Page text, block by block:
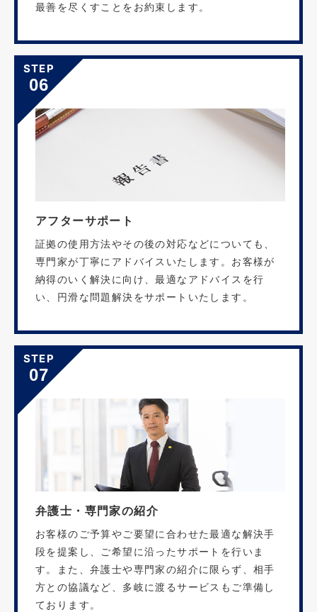
最善を尽くすことをお約束します。
STEP
06
アフターサポート
証拠の使用方法やその後の対応などについても、
専門家が丁寧にアドバイスいたします。お客様が
納得のいく解決に向け、最適なアドバイスを行
い、円滑な問題解決をサポートいたします。
STEP
07
弁護士・専門家の紹介
お客様のご予算やご要望に合わせた最適な解決手
段を提案し、ご希望に沿ったサポートを行いま
す。また、弁護士や専門家の紹介に限らず、相手
方との協議など、多岐に渡るサービスもご準備し
ております。